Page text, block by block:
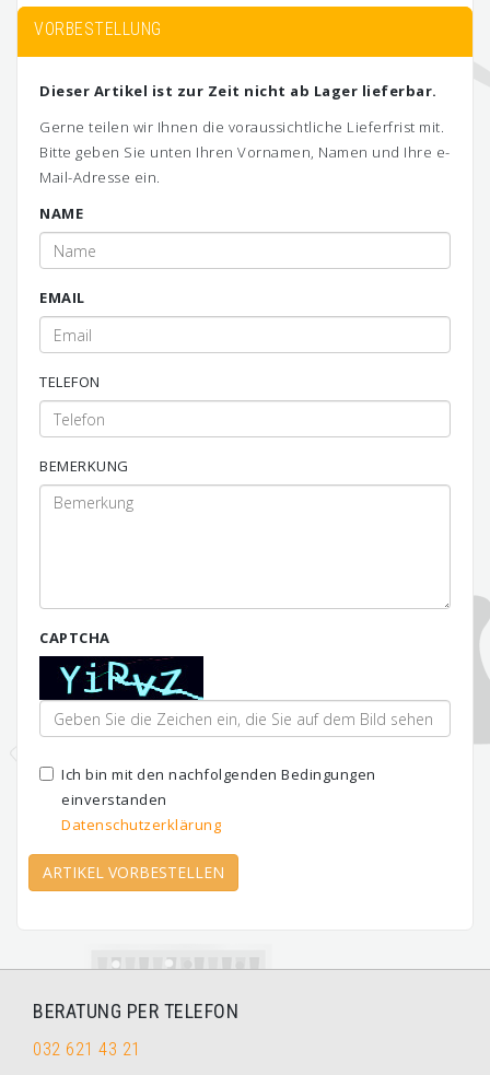
VORBESTELLUNG
Dieser Artikel ist zur Zeit nicht ab Lager lieferbar.
Gerne teilen wir Ihnen die voraussichtliche Lieferfrist mit.
Bitte geben Sie unten Ihren Vornamen, Namen und Ihre e-
Mail-Adresse ein.
NAME
EMAIL
TELEFON
BEMERKUNG
CAPTCHA
Ich bin mit den nachfolgenden Bedingungen
einverstanden
Datenschutzerklärung
ARTIKEL VORBESTELLEN
BERATUNG PER TELEFON
032 621 43 21